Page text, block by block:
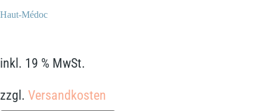
Haut-Médoc
inkl. 19 % MwSt.
zzgl. Versandkosten